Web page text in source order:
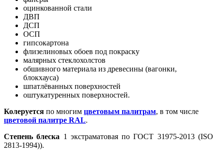
оцинкованной стали
ДВП
ДСП
ОСП
гипсокартона
флизелиновых обоев под покраску
малярных стеклохолстов
обшивного материала из древесины (вагонки,
блокхауса)
шпатлёванных поверхностей
оштукатуренных поверхностей.
Колеруется по многим цветовым палитрам, в том числе
цветовой палитре RAL.
Степень блеска 1 экстраматовая по ГОСТ 31975-2013 (ISO
2813-1994)).